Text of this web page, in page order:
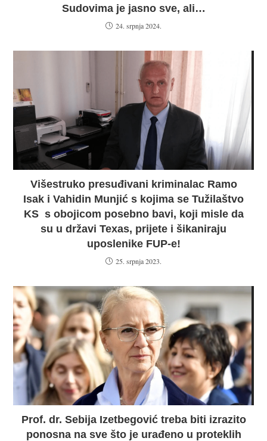
Sudovima je jasno sve, ali…
24. srpnja 2024.
Višestruko presuđivani kriminalac Ramo
Isak i Vahidin Munjić s kojima se Tužilaštvo
KS s obojicom posebno bavi, koji misle da
su u državi Texas, prijete i šikaniraju
uposlenike FUP-e!
25. srpnja 2023.
Prof. dr. Sebija Izetbegović treba biti izrazito
ponosna na sve što je urađeno u proteklih